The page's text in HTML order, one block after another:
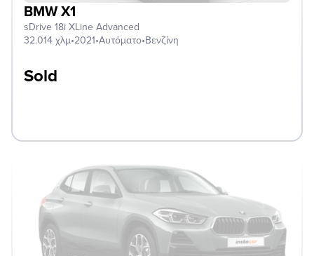
BMW X1
sDrive 18i XLine Advanced
32.014 χλμ•2021•Αυτόματο•Βενζίνη
Sold